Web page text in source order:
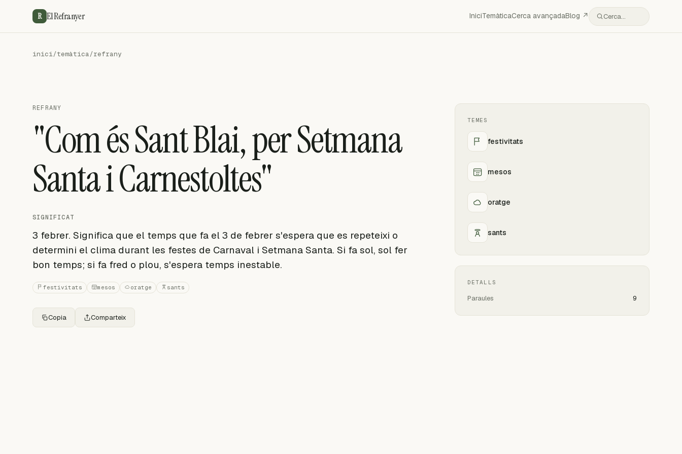
R El Refranyer IniciTemàticaCerca avançadaBlog ↗ Cerca…
inici/temàtica/refrany
REFRANY
"Com és Sant Blai, per Setmana
Santa i Carnestoltes"
SIGNIFICAT
3 febrer. Significa que el temps que fa el 3 de febrer s'espera que es repeteixi o
determini el clima durant les festes de Carnaval i Setmana Santa. Si fa sol, sol fer
bon temps; si fa fred o plou, s'espera temps inestable.
festivitats mesos oratge sants
Copia Comparteix
TEMES
festivitats
mesos
oratge
sants
DETALLS
Paraules 9